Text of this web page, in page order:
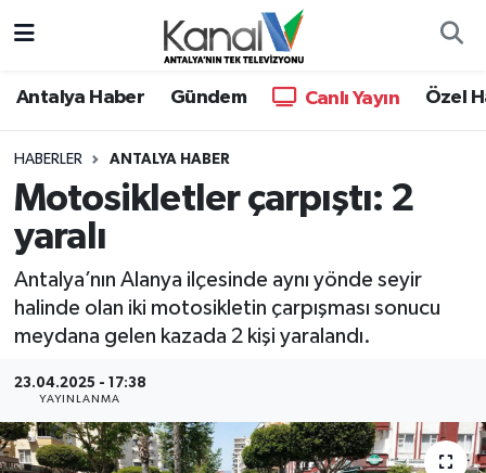
Antalya Haber Gündem Canlı Yayın Özel
HABERLER ANTALYA HABER
Motosikletler çarpıştı: 2
yaralı
Antalya’nın Alanya ilçesinde aynı yönde seyir
halinde olan iki motosikletin çarpışması sonucu
meydana gelen kazada 2 kişi yaralandı.
23.04.2025 - 17:38
YAYINLANMA
Antalya Haber
Dünya
Eğitim
Ekonomi
Haber Kuşakları
Hava Durumu
Trafik Durumu
Süper Lig Puan Durumu ve Fikstür
Tüm Manşetler